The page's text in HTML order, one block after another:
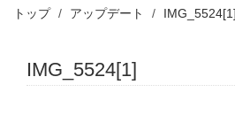
トップ アップデート IMG_5524[1]
IMG_5524[1]